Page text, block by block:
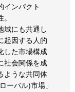
インパクト
域にも共通し
起因する人的
した市場構成
社会関係を成
ような共同体
ーバル)市場」